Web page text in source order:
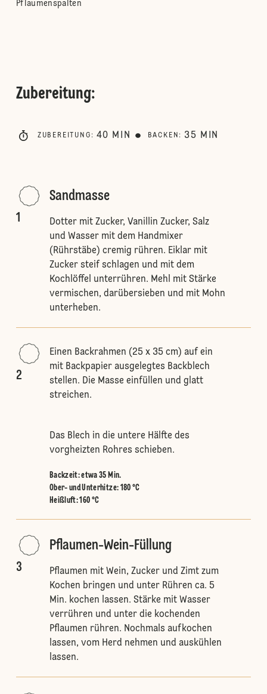
Pflaumenspalten
Zubereitung:
ZUBEREITUNG : 40 MIN BACKEN : 35 MIN
1
Sandmasse
Dotter mit Zucker, Vanillin Zucker, Salz
und Wasser mit dem Handmixer
(Rührstäbe) cremig rühren. Eiklar mit
Zucker steif schlagen und mit dem
Kochlöffel unterrühren. Mehl mit Stärke
vermischen, darübersieben und mit Mohn
unterheben.
2
Einen Backrahmen (25 x 35 cm) auf ein
mit Backpapier ausgelegtes Backblech
stellen. Die Masse einfüllen und glatt
streichen.
Das Blech in die untere Hälfte des
vorgheizten Rohres schieben.
Backzeit: etwa 35 Min.
Ober- und Unterhitze: 180 °C
Heißluft:160 °C
3
Pflaumen-Wein-Füllung
Pflaumen mit Wein, Zucker und Zimt zum
Kochen bringen und unter Rühren ca. 5
Min. kochen lassen. Stärke mit Wasser
verrühren und unter die kochenden
Pflaumen rühren. Nochmals aufkochen
lassen, vom Herd nehmen und auskühlen
lassen.